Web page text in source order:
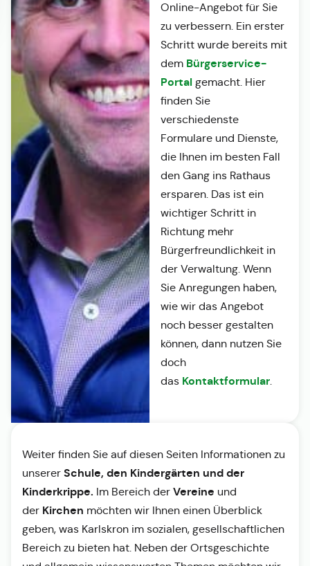
Online-Angebot für Sie
zu verbessern. Ein erster
Schritt wurde bereits mit
dem Bürgerservice-
Portalgemacht. Hier
finden Sie
verschiedenste
Formulare und Dienste,
die Ihnen im besten Fall
den Gang ins Rathaus
ersparen. Das ist ein
wichtiger Schritt in
Richtung mehr
Bürgerfreundlichkeit in
der Verwaltung. Wenn
Sie Anregungen haben,
wie wir das Angebot
noch besser gestalten
können, dann nutzen Sie
doch
das Kontaktformular.
Weiter finden Sie auf diesen Seiten Informationen zu
unserer Schule, den Kindergärten und der
Kinderkrippe. Im Bereich der Vereine und
der Kirchen möchten wir Ihnen einen Überblick
geben, was Karlskron im sozialen, gesellschaftlichen
Bereich zu bieten hat. Neben der Ortsgeschichte